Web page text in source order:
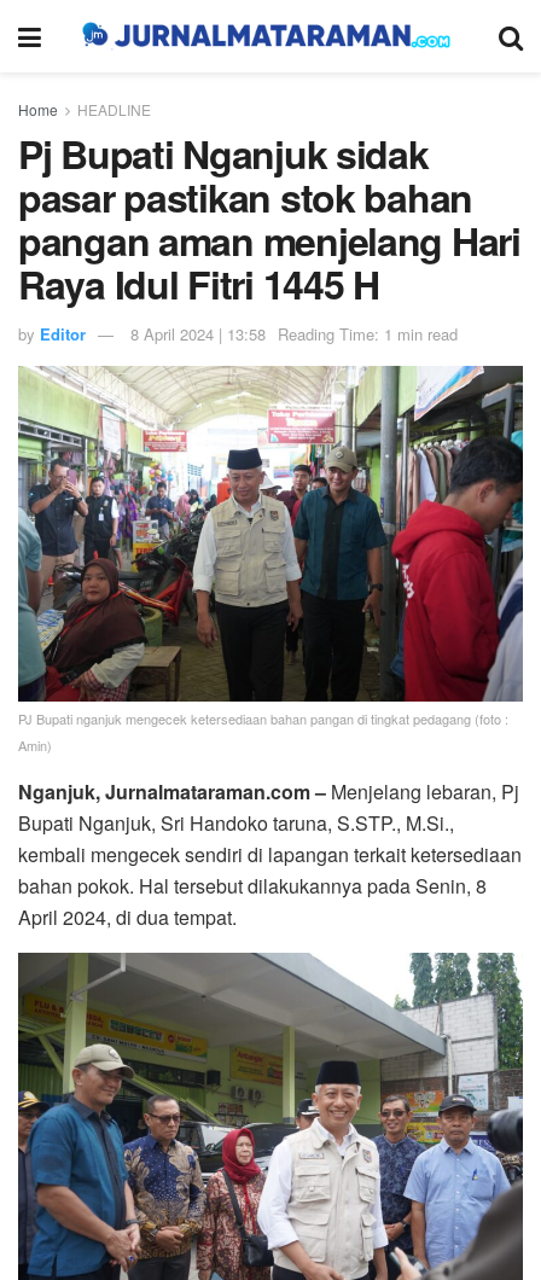
Home HEADLINE
Pj Bupati Nganjuk sidak
pasar pastikan stok bahan
pangan aman menjelang Hari
Raya Idul Fitri 1445 H
by Editor 8 April 2024 | 13:58 Reading Time: 1 min read
PJ Bupati nganjuk mengecek ketersediaan bahan pangan di tingkat pedagang (foto :
Amin)
Nganjuk, Jurnalmataraman.com – Menjelang lebaran, Pj
Bupati Nganjuk, Sri Handoko taruna, S.STP., M.Si.,
kembali mengecek sendiri di lapangan terkait ketersediaan
bahan pokok. Hal tersebut dilakukannya pada Senin, 8
April 2024, di dua tempat.